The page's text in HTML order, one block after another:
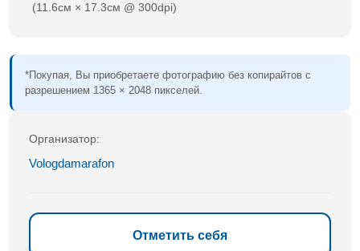
(11.6см × 17.3см @ 300dpi)
*Покупая, Вы приобретаете фотографию без копирайтов с
разрешением 1365 × 2048 пикселей.
Организатор:
Vologdamarafon
Отметить себя